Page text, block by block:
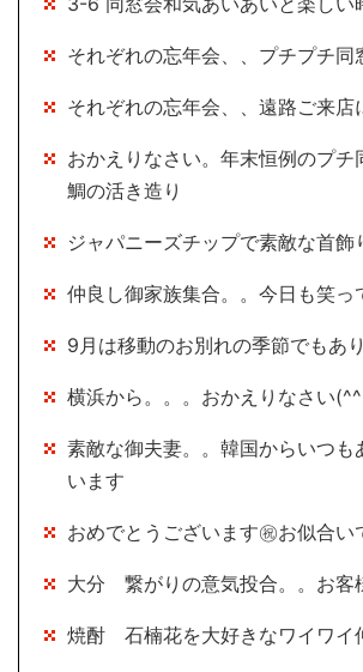
それぞれの忘年会、、プチプチ同
それぞれの忘年会、、遠路ご来店
おかえりなさい。年末恒例のプチ
鯛の活き造り
ジャパニーズチップで素敵な首飾
仲良し御家族集合。。今日も笑っ
9月は移動のお別れの季節でもあ
横浜から。。。おかえりなさい
素敵な御夫妻。。韓国からいつも
います
おめでとうございます㊗お似合い
大分 繋がりの意気投合。。お客
焼酎 石楠花を大好きなワイワイ